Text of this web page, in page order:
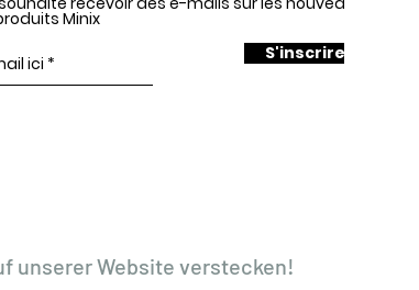
Minix
S'inscrire
unserer Website verstecken!